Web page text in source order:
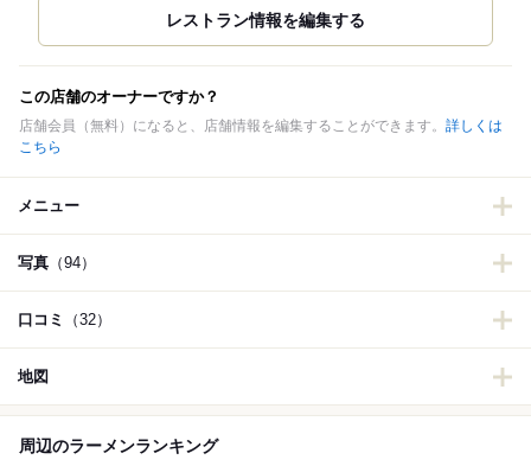
この店舗のオーナーですか？
店舗会員（無料）になると、店舗情報を編集することができます。 詳しくは
こちら
メニュー
写真 （94）
口コミ （32）
地図
周辺のラーメンランキング